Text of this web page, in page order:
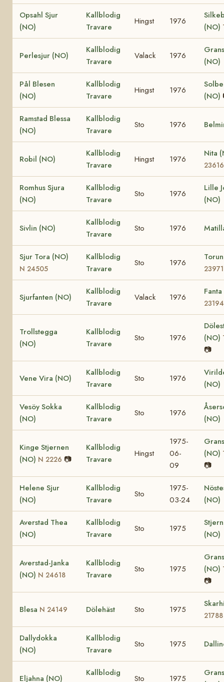
Opsahl Sjur
(NO)
Kallblodig
Travare
Hingst 1976
(NO)
Perlesjur (NO)
Kallblodig
Travare
Valack 1976
(NO)
Pål Blesen
(NO)
Kallblodig
Travare
Hingst 1976
(NO)
Ramstad Blessa
(NO)
Kallblodig
Travare
Sto 1976
Robil (NO)
Kallblodig
Travare
Hingst 1976
Nita
23616
Romhus Sjura
(NO)
Kallblodig
Travare
Sto 1976
Lille
(NO)
Sivlin (NO)
Kallblodig
Travare
Sto 1976
Sjur Tora (NO)
N 24505
Kallblodig
Travare
Sto 1976
23971
Sjurfanten (NO)
Kallblodig
Travare
Valack 1976
23194
Trollstegga
(NO)
Kallblodig
Travare
Sto 1976
(NO)
📷
Vene Vira (NO)
Kallblodig
Travare
Sto 1976
(NO)
Vesöy Sokka
(NO)
Kallblodig
Travare
Sto 1976
(NO)
Kinge Stjernen
(NO) N 2226 📷
Kallblodig
Travare
Hingst
1975-
06-
09
(NO)
📷
Helene Sjur
(NO)
Kallblodig
Travare
Sto
1975-
03-24
(NO)
Averstad Thea
(NO)
Kallblodig
Travare
Sto 1975
(NO)
Averstad-Janka
(NO) N 24618
Kallblodig
Travare
Sto 1975
(NO)
📷
Blesa N 24149 Dölehäst Sto 1975
21788
Dallydokka
(NO)
Kallblodig
Travare
Sto 1975
Eljahna (NO)
Kallblodig
Sto 1975